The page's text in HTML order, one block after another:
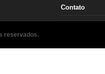
Contato
reservados.